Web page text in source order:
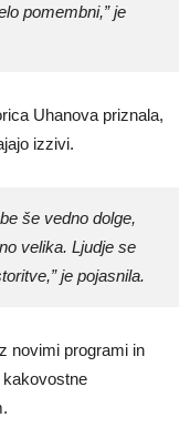
pomembni,” je
Uhanova priznala,
izzivi.
še vedno dolge,
velika. Ljudje se
je pojasnila.
novimi programi in
kakovostne